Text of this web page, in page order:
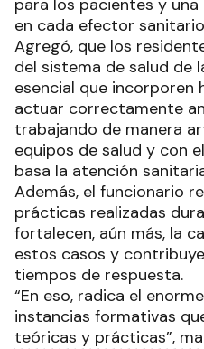
para los pacientes y
en cada efector
Agregó, que los
del sistema de salud de
esencial que incorporen
actuar correctamente
trabajando de manera
equipos de salud y con
basa la atención
Además, el funcionario
prácticas realizadas
fortalecen, aún más, la
estos casos y
tiempos de respuesta.
“En eso, radica el
instancias formativas
teóricas y prácticas”,